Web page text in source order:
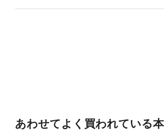
あわせてよく買われている本